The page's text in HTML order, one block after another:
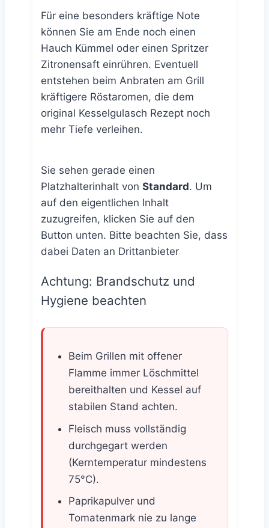
Für eine besonders kräftige Note
können Sie am Ende noch einen
Hauch Kümmel oder einen Spritzer
Zitronensaft einrühren. Eventuell
entstehen beim Anbraten am Grill
kräftigere Röstaromen, die dem
original Kesselgulasch Rezept noch
mehr Tiefe verleihen.
Sie sehen gerade einen
Platzhalterinhalt von Standard. Um
auf den eigentlichen Inhalt
zuzugreifen, klicken Sie auf den
Button unten. Bitte beachten Sie, dass
dabei Daten an Drittanbieter
Inhalt entsperren
Achtung: Brandschutz und
Hygiene beachten
Beim Grillen mit offener
Flamme immer Löschmittel
bereithalten und Kessel auf
stabilen Stand achten.
Fleisch muss vollständig
durchgegart werden
(Kerntemperatur mindestens
75°C).
Paprikapulver und
Tomatenmark nie zu lange